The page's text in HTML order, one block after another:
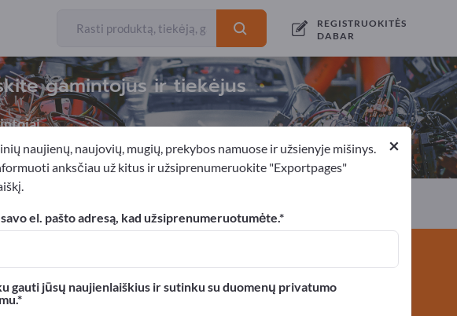
REGISTRUOKITĖS
DABAR
gamintojus ir tiekėjus
Eksportuotojai
įrankiai
kontaktai >> pradėkite čia
Exportpages svetainėje.
×
naujienų, naujovių, mugių, prekybos namuose ir užsienyje mišinys.
anksčiau už kitus ir užsiprenumeruokite "Exportpages"
el. pašto adresą, kad užsiprenumeruotumėte.
gauti jūsų naujienlaiškius ir sutinku su duomenų privatumo